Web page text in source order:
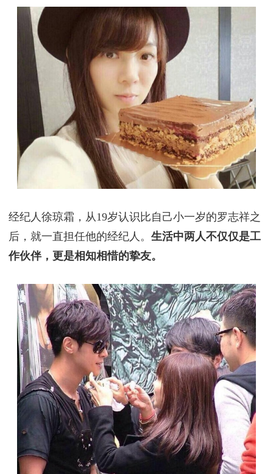
经纪人徐琼霜，从19岁认识比自己小一岁的罗志祥之
后，就一直担任他的经纪人。 生活中两人不仅仅是工
作伙伴，更是相知相惜的挚友。